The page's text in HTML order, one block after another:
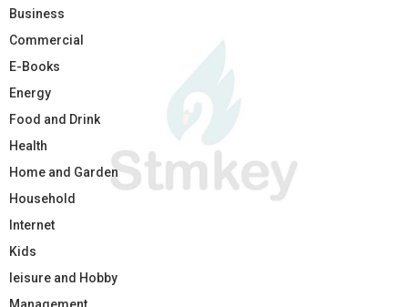
Business
Commercial
E-Books
Energy
Food and Drink
Health
Home and Garden
Household
Internet
Kids
leisure and Hobby
Management